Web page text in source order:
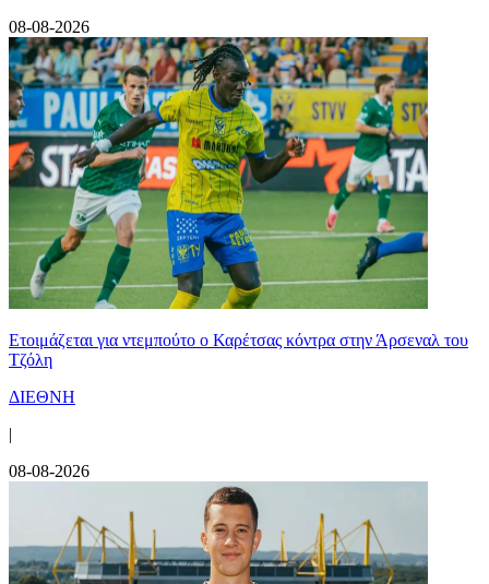
08-08-2026
Ετοιμάζεται για ντεμπούτο ο Καρέτσας κόντρα στην Άρσεναλ του
Τζόλη
ΔΙΕΘΝΗ
|
08-08-2026